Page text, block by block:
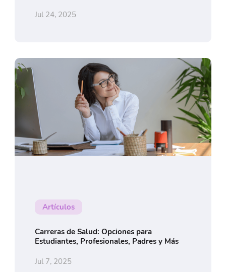
Jul 24, 2025
Artículos
Carreras de Salud: Opciones para
Estudiantes, Profesionales, Padres y Más
Jul 7, 2025